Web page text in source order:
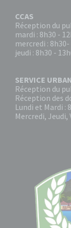
CCAS
Réception du
mardi : 8h30 -
mercredi : 8h30-
jeudi : 8h30 -
SERVICE
Réception du
Réception des
Lundi et Mardi :
Mercredi, Jeudi,